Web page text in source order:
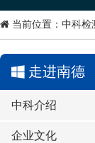
当前位置： 中科检
走进南德
中科介绍
企业文化